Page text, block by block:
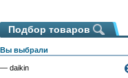
Подбор товаров
Вы выбрали
— daikin